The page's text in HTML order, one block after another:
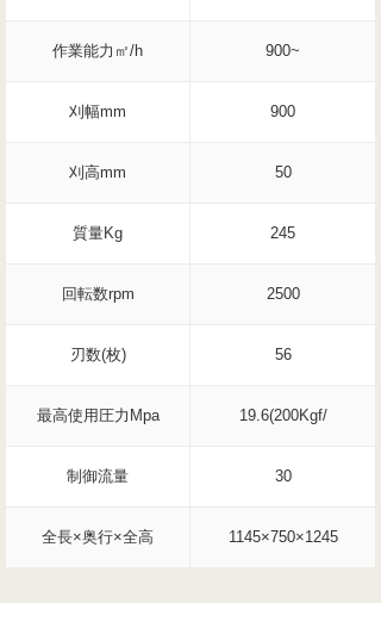
作業能力㎡/h 900~
刈幅mm 900
刈高mm 50
質量Kg 245
回転数rpm 2500
刃数(枚) 56
最高使用圧力Mpa 19.6(200Kgf/
制御流量 30
全長×奥行×全高 1145×750×1245